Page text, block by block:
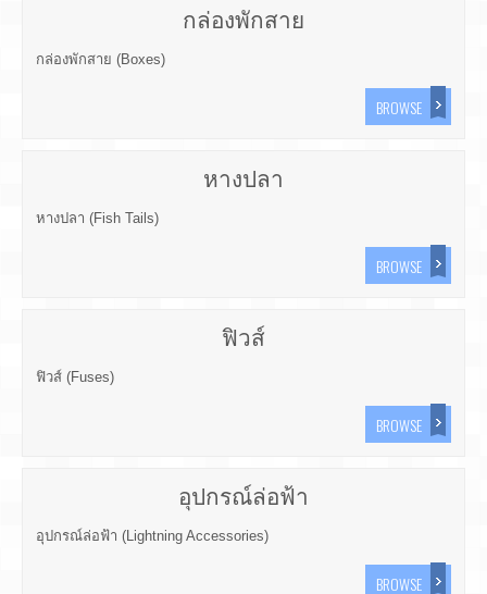
กล่องพักสาย
กล่องพักสาย (Boxes)
BROWSE
หางปลา
หางปลา (Fish Tails)
BROWSE
ฟิวส์
ฟิวส์ (Fuses)
BROWSE
อุปกรณ์ล่อฟ้า
อุปกรณ์ล่อฟ้า (Lightning Accessories)
BROWSE